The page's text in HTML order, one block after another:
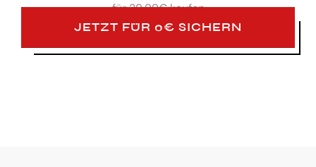
für29,99€ kaufen
JETZT FÜR 0€ SICHERN